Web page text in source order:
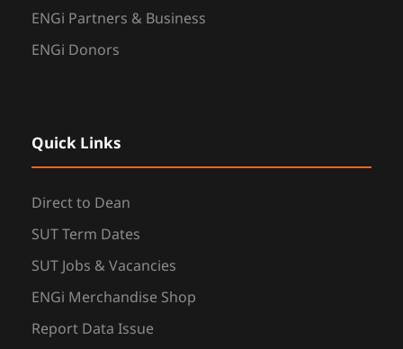
ENGi Partners & Business
ENGi Donors
Quick Links
Direct to Dean
SUT Term Dates
SUT Jobs & Vacancies
ENGi Merchandise Shop
Report Data Issue